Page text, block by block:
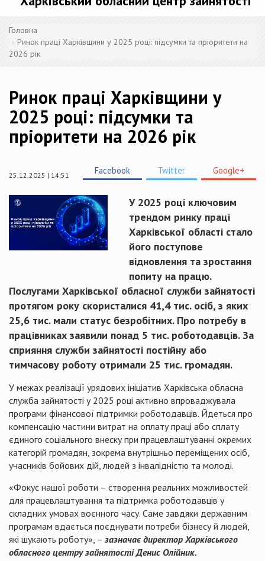
Головна
Ринок праці Харківщини у 2025 році: підсумки та пріоритети на
2026 рік
Ринок праці Харківщини у
2025 році: підсумки та
пріоритети на 2026 рік
25.12.2025 | 14:51 Facebook Twitter Google+
У 2025 році ключовим
трендом ринку праці
Харківської області стало
його поступове
відновлення та зростання
попиту на працю.
Послугами Харківської обласної служби зайнятості
протягом року скористалися 41,4 тис. осіб, з яких
25,6 тис. мали статус безробітних. Про потребу в
працівниках заявили понад 5 тис. роботодавців. За
сприяння служби зайнятості постійну або
тимчасову роботу отримали 25 тис. громадян.
У межах реалізації урядових ініціатив Харківська обласна
служба зайнятості у 2025 році активно впроваджувала
програми фінансової підтримки роботодавців. Йдеться про
компенсацію частини витрат на оплату праці або сплату
єдиного соціального внеску при працевлаштуванні окремих
категорій громадян, зокрема внутрішньо переміщених осіб,
учасників бойових дій, людей з інвалідністю та молоді.
«Фокус нашої роботи – створення реальних можливостей
для працевлаштування та підтримка роботодавців у
складних умовах воєнного часу. Саме завдяки державним
програмам вдається поєднувати потреби бізнесу й людей,
які шукають роботу», – зазначає директор Харківського
обласного центру зайнятості Денис Олійник.